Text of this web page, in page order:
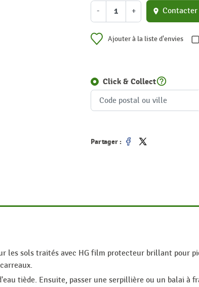
- + location_on Contacter
Ajouter à la liste d'envies
Click & Collecthelp_outline
Partager :
les sols traités avec HG film protecteur brillant pour
tiède. Ensuite, passer une serpillière ou un balai à